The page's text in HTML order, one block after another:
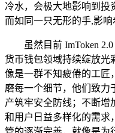
冷水，会极大地影响到投
而如同一只无形的手,影响
虽然目前 ImToken
货币钱包领域持续绽放光
像是一群不知疲倦的工匠
磨每一个细节，他们致力
产筑牢安全防线；不断增
和用户日益多样化的需求